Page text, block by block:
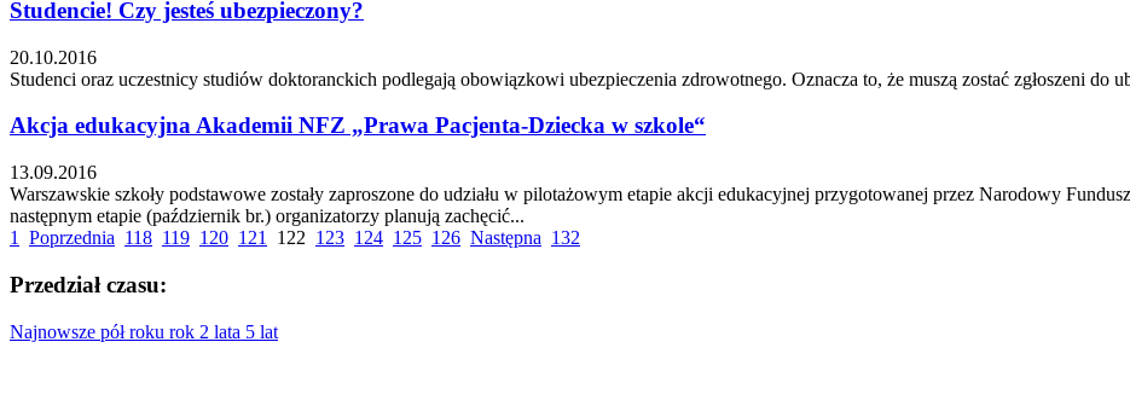
Studencie! Czy jesteś ubezpieczony?
20.10.2016
Studenci oraz uczestnicy studiów doktoranckich podlegają obowiązkowi ubezpieczenia zdrowotnego. Oznacza to, że muszą zostać zgłoszeni do
Akcja edukacyjna Akademii NFZ „Prawa Pacjenta-Dziecka w szkole“
13.09.2016
Warszawskie szkoły podstawowe zostały zaproszone do udziału w pilotażowym etapie akcji edukacyjnej przygotowanej przez Narodowy
następnym etapie (październik br.) organizatorzy planują zachęcić...
1
Poprzednia 118 119 120 121 122 123 124 125 126 Następna 132
Przedział czasu:
Najnowsze pół roku rok 2 lata 5 lat